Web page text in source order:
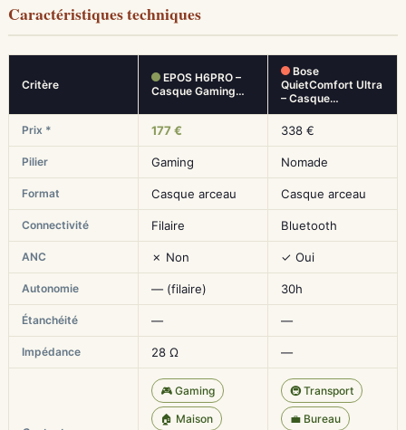
Caractéristiques techniques
Critère
EPOS H6PRO –
Casque Gaming…
Bose
QuietComfort Ultra
– Casque…
Prix * 177 € 338 €
Pilier Gaming Nomade
Format Casque arceau Casque arceau
Connectivité Filaire Bluetooth
ANC ✗ Non ✓ Oui
Autonomie — (filaire) 30h
Étanchéité — —
Impédance 28 Ω —
🎮 Gaming
🏠 Maison
🚇 Transport
💼 Bureau